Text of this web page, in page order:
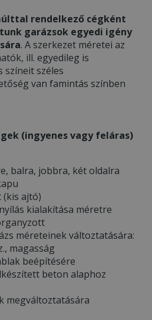
rendelkező cégként
garázsok egyedi igény
. A szerkezet méretei az
ill. egyedileg is
színeit széles
van famintás színben
(ingyenes vagy feláras)
balra, jobbra, két oldalra
(kis ajtó)
kialakítása méretre
méreteinek változtatására:
magasság
beépítésére
beton alaphoz
megváltoztatására